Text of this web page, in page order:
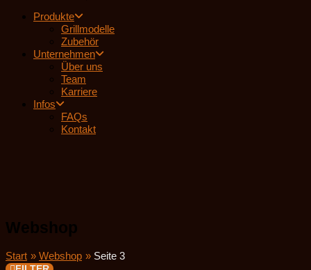
Produkte
Grillmodelle
Zubehör
Unternehmen
Über uns
Team
Karriere
Infos
FAQs
Kontakt
Webshop
Start Webshop Seite 3